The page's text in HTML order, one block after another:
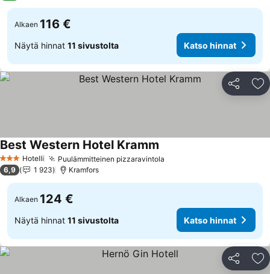
Alkaen 116 €
Näytä hinnat 11 sivustolta Katso hinnat
Jaa
3 Tähtiluokitus
Hotelli Puulämmitteinen pizzaravintola
Best Western Hotel Kramm
6,9 1 923 Kramfors
Alkaen 124 €
Näytä hinnat 11 sivustolta Katso hinnat
Jaa